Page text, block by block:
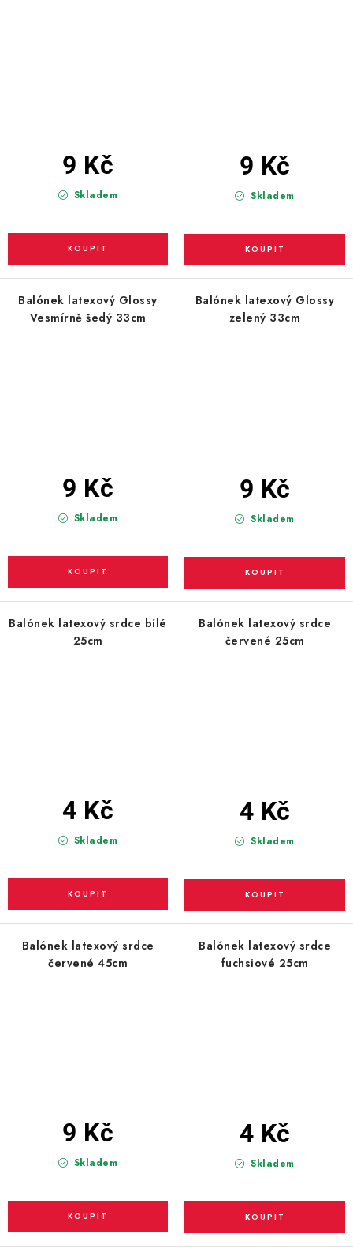
Skladem
9 Kč
Skladem
9 Kč
Balónek latexový Glossy
Vesmírně šedý 33cm
Skladem
9 Kč
Balónek latexový Glossy
zelený 33cm
Skladem
9 Kč
Balónek latexový srdce bílé
25cm
Skladem
4 Kč
Balónek latexový srdce
červené 25cm
Skladem
4 Kč
Balónek latexový srdce
červené 45cm
Skladem
9 Kč
Balónek latexový srdce
fuchsiové 25cm
Skladem
4 Kč